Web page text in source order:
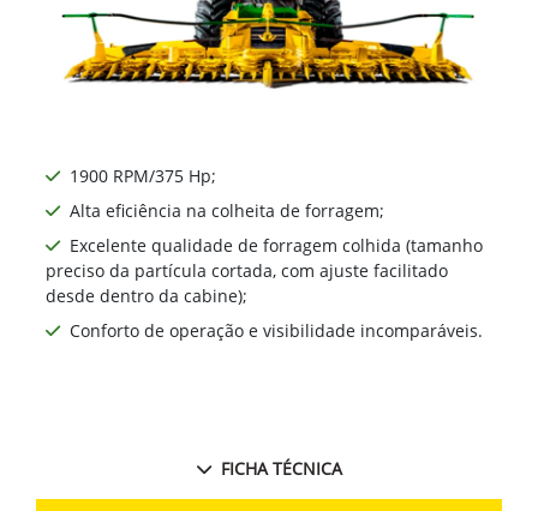
1900 RPM/375 Hp;
Alta eficiência na colheita de forragem;
Excelente qualidade de forragem colhida (tamanho
preciso da partícula cortada, com ajuste facilitado
desde dentro da cabine);
Conforto de operação e visibilidade incomparáveis.
FICHA TÉCNICA